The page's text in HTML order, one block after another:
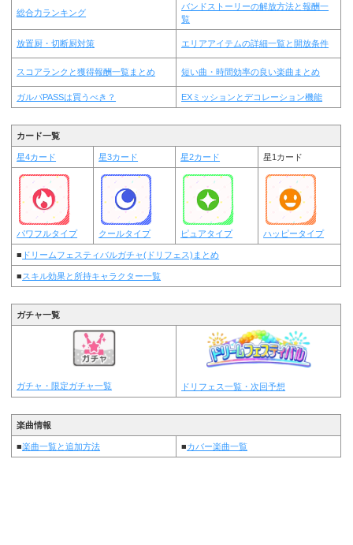
総合力ランキング
バンドストーリーの解放方法と報酬一
覧
放置厨・切断厨対策 エリアアイテムの詳細一覧と開放条件
スコアランクと獲得報酬一覧まとめ 短い曲・時間効率の良い楽曲まとめ
ガルパPASSは買うべき？ EXミッションとデコレーション機能
カード一覧
星4カード 星3カード 星2カード 星1カード
パワフルタイプ クールタイプ ピュアタイプ ハッピータイプ
■ ドリームフェスティバルガチャ(ドリフェス)まとめ
■スキル効果と所持キャラクター一覧
ガチャ一覧
ガチャ・限定ガチャ一覧 ドリフェス一覧・次回予想
楽曲情報
■楽曲一覧と追加方法 ■カバー楽曲一覧